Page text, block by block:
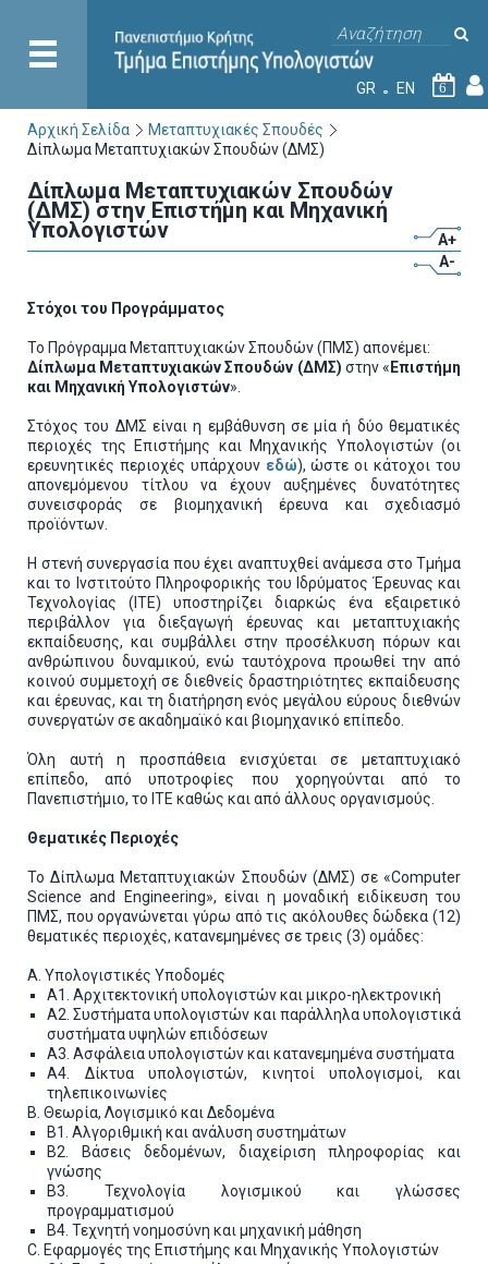
GR EN 6
Αρχική Σελίδα
Μεταπτυχιακές Σπουδές
Δίπλωμα Μεταπτυχιακών Σπουδών (ΔΜΣ)
Δίπλωμα Μεταπτυχιακών Σπουδών
(ΔΜΣ) στην Επιστήμη και Μηχανική
Υπολογιστών
A+
A-
Στόχοι του Προγράμματος
Το Πρόγραμμα Μεταπτυχιακών Σπουδών (ΠΜΣ) απονέμει:
Δίπλωμα Μεταπτυχιακών Σπουδών (ΔΜΣ) στην « Επιστήμη
και Μηχανική Υπολογιστών».
Στόχος του ΔΜΣ είναι η εμβάθυνση σε μία ή δύο θεματικές
περιοχές της Επιστήμης και Μηχανικής Υπολογιστών (οι
ερευνητικές περιοχές υπάρχουν εδώ), ώστε οι κάτοχοι του
απονεμόμενου τίτλου να έχουν αυξημένες δυνατότητες
συνεισφοράς σε βιομηχανική έρευνα και σχεδιασμό
προϊόντων.
Η στενή συνεργασία που έχει αναπτυχθεί ανάμεσα στο Τμήμα
και το Ινστιτούτο Πληροφορικής του Ιδρύματος Έρευνας και
Τεχνολογίας (ΙΤΕ) υποστηρίζει διαρκώς ένα εξαιρετικό
περιβάλλον για διεξαγωγή έρευνας και μεταπτυχιακής
εκπαίδευσης, και συμβάλλει στην προσέλκυση πόρων και
ανθρώπινου δυναμικού, ενώ ταυτόχρονα προωθεί την από
κοινού συμμετοχή σε διεθνείς δραστηριότητες εκπαίδευσης
και έρευνας, και τη διατήρηση ενός μεγάλου εύρους διεθνών
συνεργατών σε ακαδημαϊκό και βιομηχανικό επίπεδο.
Όλη αυτή η προσπάθεια ενισχύεται σε μεταπτυχιακό
επίπεδο, από υποτροφίες που χορηγούνται από το
Πανεπιστήμιο, το ΙΤΕ καθώς και από άλλους οργανισμούς.
Θεματικές Περιοχές
Το Δίπλωμα Μεταπτυχιακών Σπουδών (ΔΜΣ) σε «Computer
Science and Engineering», είναι η μοναδική ειδίκευση του
ΠΜΣ, που οργανώνεται γύρω από τις ακόλουθες δώδεκα (12)
θεματικές περιοχές, κατανεμημένες σε τρεις (3) ομάδες:
A. Yπολογιστικές Υποδομές
A1. Αρχιτεκτονική υπολογιστών και μικρο-ηλεκτρονική
A2. Συστήματα υπολογιστών και παράλληλα υπολογιστικά
συστήματα υψηλών επιδόσεων
A3. Ασφάλεια υπολογιστών και κατανεμημένα συστήματα
A4. Δίκτυα υπολογιστών, κινητοί υπολογισμοί, και
τηλεπικοινωνίες
B. Θεωρία, Λογισμικό και Δεδομένα
B1. Αλγοριθμική και ανάλυση συστημάτων
B2. Βάσεις δεδομένων, διαχείριση πληροφορίας και
γνώσης
B3. Τεχνολογία λογισμικού και γλώσσες
προγραμματισμού
B4. Τεχνητή νοημοσύνη και μηχανική μάθηση
C. Εφαρμογές της Επιστήμης και Μηχανικής Υπολογιστών